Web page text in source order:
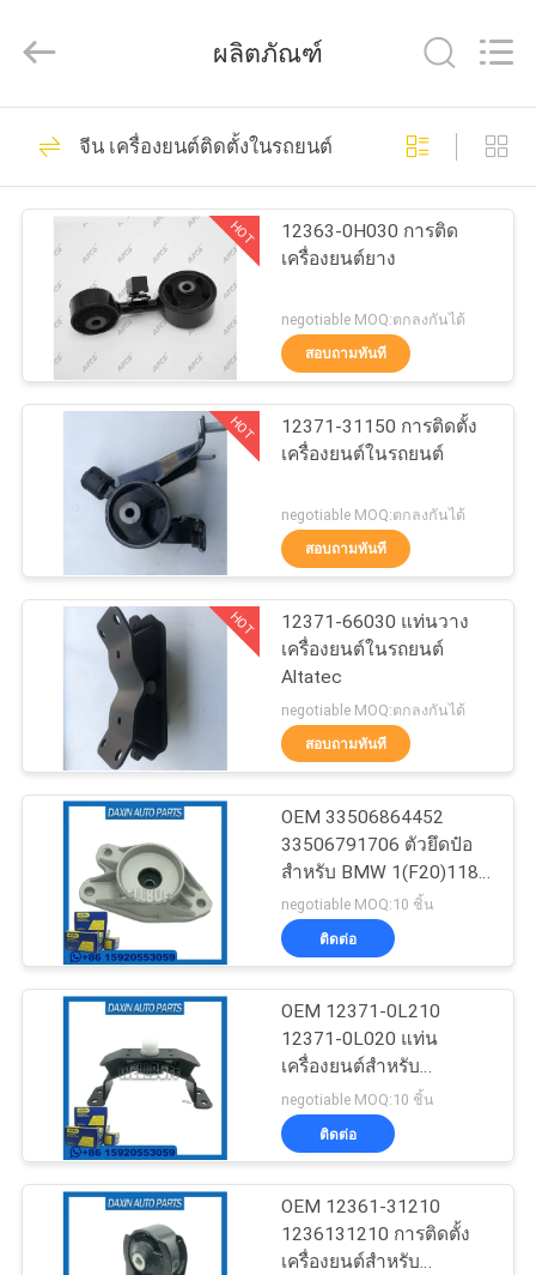
บ้าน
สินค้า
วิดีโอ
เกี่ยว
ทัวร์
โรงงาน
ควบคุม
คุณภาพ
ติดต่อ
ขอ
DAXIN
AUTO
อะไหล่ระบบกัน
สะเทือนอัตโนมัติ
114
อะไหล่ช่วงล่างของ
Land Rover
111
อะไหล่ช่วงล่าง
Mercedes Benz
อะไหล่ช่วงล่างของ
BMW
บูชช่วงล่างรถยนต์
81
ผลิตภัณฑ์
จีน เครื่องยนต์ติดตั้งในรถยนต์
HOT
12363-0H030 การติด
เครื่องยนต์ยาง
negotiable MOQ:ตกลงกันได้
สอบถามทันที
HOT
12371-31150 การติดตั้ง
เครื่องยนต์ในรถยนต์
negotiable MOQ:ตกลงกันได้
สอบถามทันที
HOT
12371-66030 แท่นวาง
เครื่องยนต์ในรถยนต์
Altatec
negotiable MOQ:ตกลงกันได้
สอบถามทันที
OEM 33506864452
33506791706 ตัวยึดป๋อ
สำหรับ BMW 1(F20)118i,
MINI
negotiable MOQ:10 ชิ้น
ติดต่อ
OEM 12371-0L210
12371-0L020 แท่น
เครื่องยนต์สำหรับ
TOYOTA HILUX VIII
PICKUP
negotiable MOQ:10 ชิ้น
ติดต่อ
OEM 12361-31210
1236131210 การติดตั้ง
เครื่องยนต์สําหรับ